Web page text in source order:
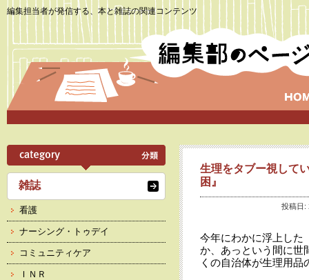
編集担当者が発信する、本と雑誌の関連コンテンツ
生理をタブー視して
困』
投稿日:
今年にわかに浮上した
か、あっという間に世
くの自治体が生理用
雑誌
看護
ナーシング・トゥデイ
コミュニティケア
ＩＮＲ